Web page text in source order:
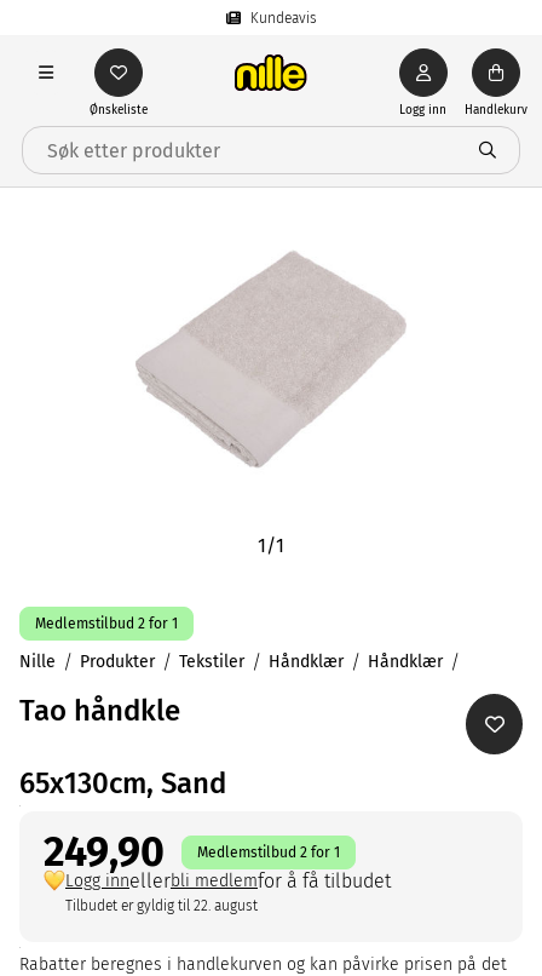
Kundeavis
Ønskeliste Logg inn Handlekurv
1/1
Medlemstilbud 2 for 1
Nille Produkter Tekstiler Håndklær Håndklær
Tao håndkle
65x130cm, Sand
249,90 Medlemstilbud 2 for 1
Logg innellerbli medlemfor å få tilbudet
Tilbudet er gyldig til 22. august
Rabatter beregnes i handlekurven og kan påvirke prisen på det